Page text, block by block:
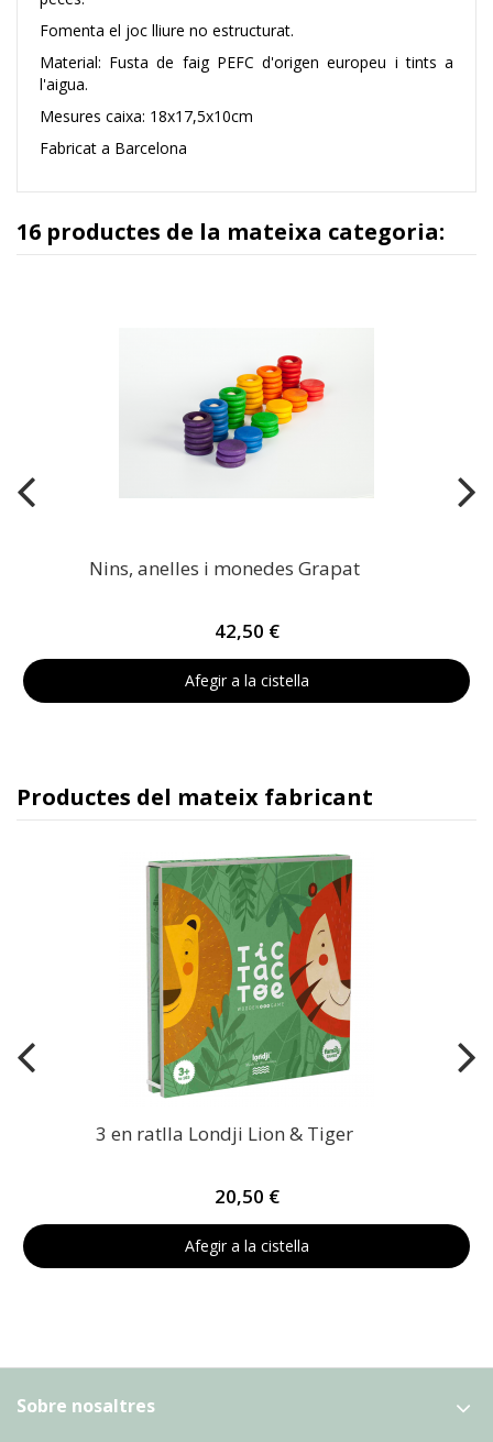
Fomenta el joc lliure no estructurat.
Material: Fusta de faig PEFC d'origen europeu i tints a
l'aigua.
Mesures caixa: 18x17,5x10cm
Fabricat a Barcelona
16 productes de la mateixa categoria:
Nins, anelles i monedes Grapat
42,50 €
Afegir a la cistella
Productes del mateix fabricant
3 en ratlla Londji Lion & Tiger
20,50 €
Afegir a la cistella
Sobre nosaltres